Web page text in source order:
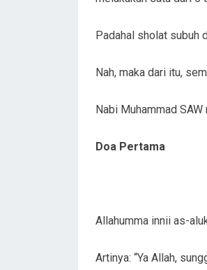
Padahal sholat subuh
Nah, maka dari itu,
Nabi Muhammad
Doa Pertama
Allahumma innii as-
Artinya: “Ya Allah,